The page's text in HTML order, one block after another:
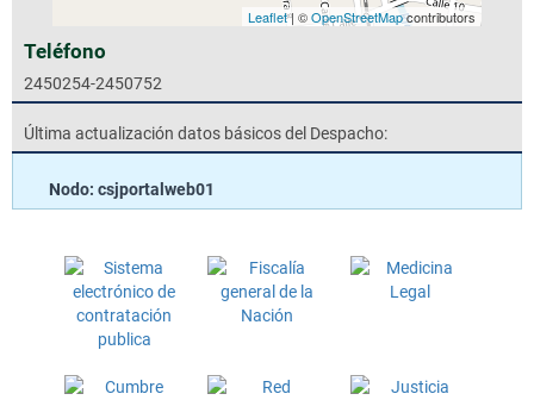
Leaflet| ©OpenStreetMapcontributors
Teléfono
2450254-2450752
Última actualización datos básicos del Despacho:
Nodo: csjportalweb01